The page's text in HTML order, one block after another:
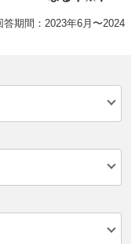
期間：2023年6月〜2024